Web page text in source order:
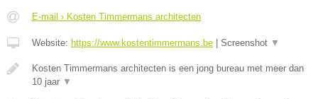
E-mail › Kosten Timmermans architecten
Website: https://www.kostentimmermans.be Screenshot ▼
Kosten Timmermans architecten is een jong bureau met meer dan
10 jaar ▼